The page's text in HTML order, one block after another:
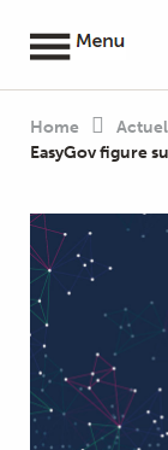
Home
Actuel
EasyGov figure